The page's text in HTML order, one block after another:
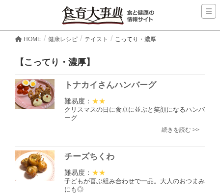
HOME 健康レシピ テイスト こってり・濃厚
【こってり・濃厚】
トナカイさんハンバーグ
難易度： ★★
クリスマスの日に食卓に並ぶと笑顔になるハンバ
ーグ
続きを読む >>
チーズちくわ
難易度： ★★
子どもが喜ぶ組み合わせで一品。大人のおつまみ
にも◎